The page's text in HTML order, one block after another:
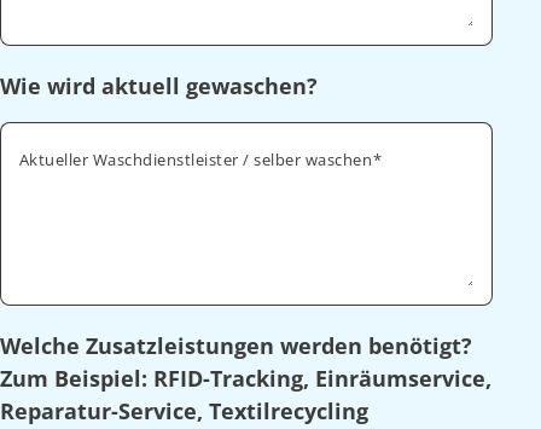
Wie wird aktuell gewaschen?
Aktueller Waschdienstleister / selber waschen
Welche Zusatzleistungen werden benötigt?
Zum Beispiel: RFID-Tracking, Einräumservice,
Reparatur-Service, Textilrecycling